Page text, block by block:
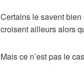
Certains le savent bien
croisent ailleurs alors
Mais ce n’est pas le